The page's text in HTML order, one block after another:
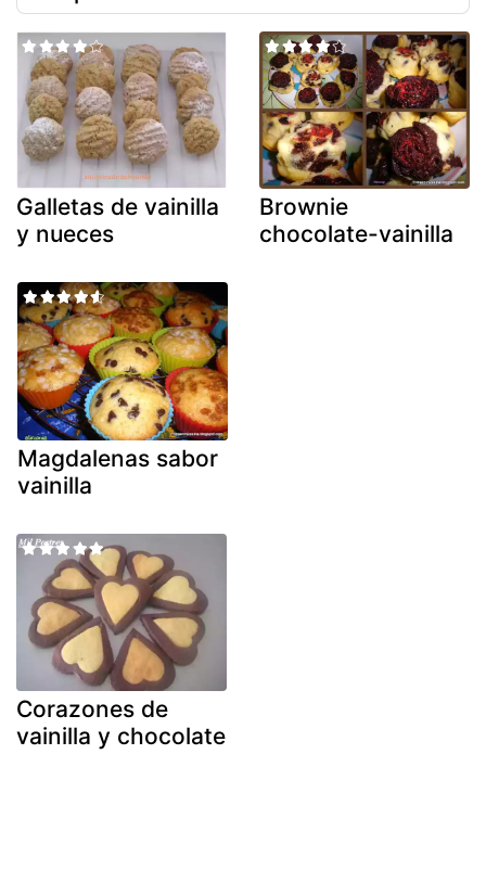
Galletas de vainilla
y nueces
Brownie
chocolate-vainilla
Magdalenas sabor
vainilla
Corazones de
vainilla y chocolate